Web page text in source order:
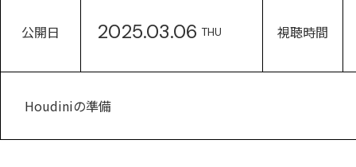
公開日 2025.03.06 THU 視聴時間
Houdiniの準備